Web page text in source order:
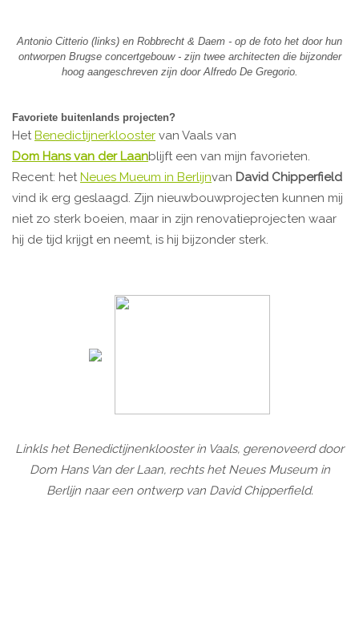
Antonio Citterio (links) en Robbrecht & Daem - op de foto het door hun
ontworpen Brugse concertgebouw - zijn twee architecten die bijzonder
hoog aangeschreven zijn door Alfredo De Gregorio.
Favoriete buitenlands projecten?
Het Benedictijnerklooster van Vaals van
Dom Hans van der Laanblijft een van mijn favorieten.
Recent: het Neues Mueum in Berlijnvan David Chipperfield
vind ik erg geslaagd. Zijn nieuwbouwprojecten kunnen mij
niet zo sterk boeien, maar in zijn renovatieprojecten waar
hij de tijd krijgt en neemt, is hij bijzonder sterk.
Linkls het Benedictijnenklooster in Vaals, gerenoveerd door
Dom Hans Van der Laan, rechts het Neues Museum in
Berlijn naar een ontwerp van David Chipperfield.